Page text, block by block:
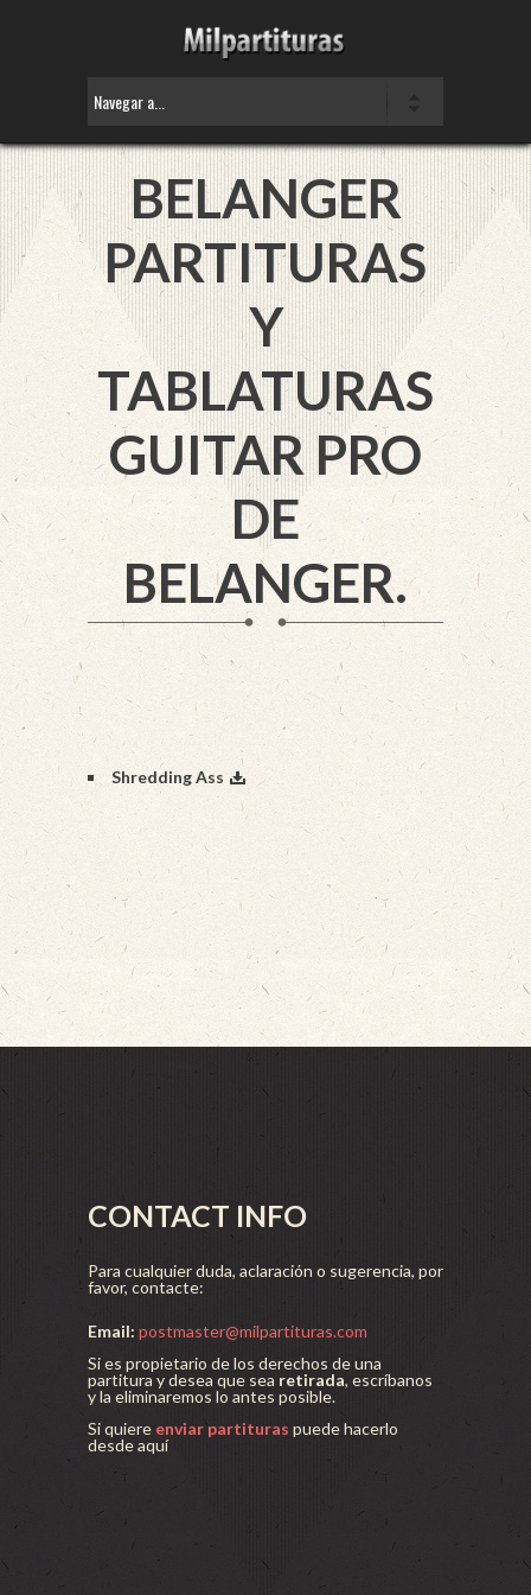
BELANGER
PARTITURAS
Y
TABLATURAS
GUITAR PRO
DE
BELANGER.
Shredding Ass
CONTACT INFO
Para cualquier duda, aclaración o sugerencia, por
favor, contacte:
Email: postmaster@milpartituras.com
Si es propietario de los derechos de una
partitura y desea que sea retirada, escríbanos
y la eliminaremos lo antes posible.
Si quiere enviar partituras puede hacerlo
desde aquí